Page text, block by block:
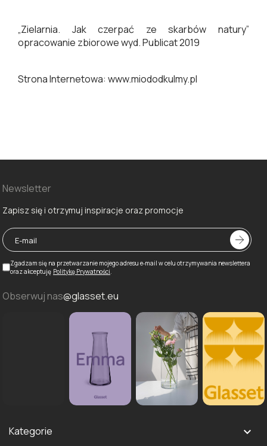
„Zielarnia. Jak czerpać ze skarbów natury”
opracowanie zbiorowe wyd. Publicat 2019
Strona Internetowa: www.miododkulmy.pl
Newsletter
Zapisz się i otrzymuj inspiracje oraz promocje
Zgadzam się na przetwarzanie mojego adresu e‑mail w celu otrzymywania newslettera
oraz akceptuję Politykę Prywatności.
Obserwuj nas@glasset.eu
Kategorie 